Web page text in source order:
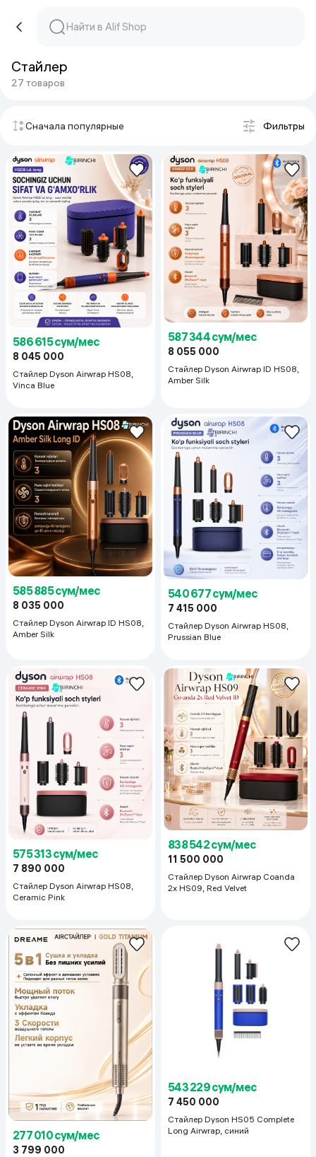
Стайлер
27 товаров
Сначала популярные Фильтры
586 615 сум/мес
8 045 000
Стайлер Dyson Airwrap HS08,
Vinca Blue
587 344 сум/мес
8 055 000
Стайлер Dyson Airwrap ID HS08,
Amber Silk
585 885 сум/мес
8 035 000
Стайлер Dyson Airwrap ID HS08,
Amber Silk
540 677 сум/мес
7 415 000
Стайлер Dyson Airwrap HS08,
Prussian Blue
575 313 сум/мес
7 890 000
Стайлер Dyson Airwrap HS08,
Ceramic Pink
838 542 сум/мес
11 500 000
Стайлер Dyson Airwrap Coanda
2x HS09, Red Velvet
277 010 сум/мес
3 799 000
543 229 сум/мес
7 450 000
Стайлер Dyson HS05 Complete
Long Airwrap, синий